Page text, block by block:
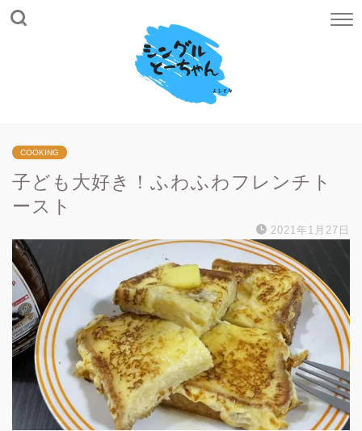
COOKING
子ども大好き！ふわふわフレンチト
ースト
2021年1月27日